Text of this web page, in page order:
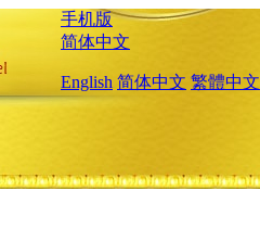
手机版
简体中文
English 简体中文 繁體中文